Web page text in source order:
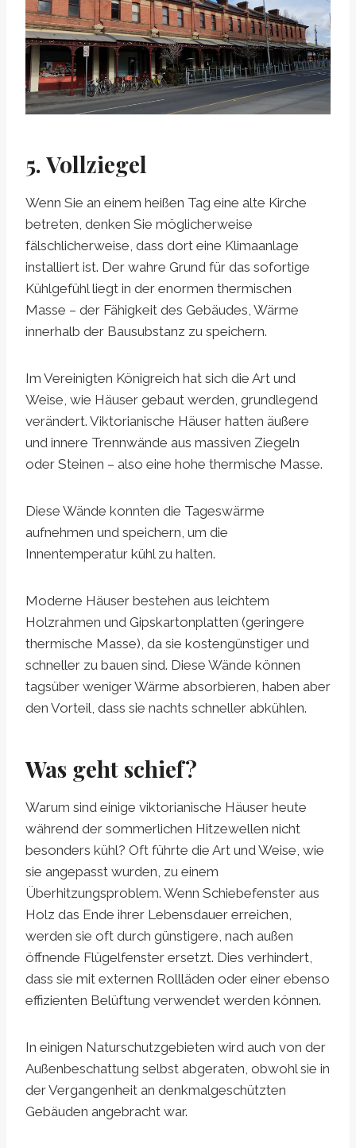
5. Vollziegel
Wenn Sie an einem heißen Tag eine alte Kirche
betreten, denken Sie möglicherweise
fälschlicherweise, dass dort eine Klimaanlage
installiert ist. Der wahre Grund für das sofortige
Kühlgefühl liegt in der enormen thermischen
Masse – der Fähigkeit des Gebäudes, Wärme
innerhalb der Bausubstanz zu speichern.
Im Vereinigten Königreich hat sich die Art und
Weise, wie Häuser gebaut werden, grundlegend
verändert. Viktorianische Häuser hatten äußere
und innere Trennwände aus massiven Ziegeln
oder Steinen – also eine hohe thermische Masse.
Diese Wände konnten die Tageswärme
aufnehmen und speichern, um die
Innentemperatur kühl zu halten.
Moderne Häuser bestehen aus leichtem
Holzrahmen und Gipskartonplatten (geringere
thermische Masse), da sie kostengünstiger und
schneller zu bauen sind. Diese Wände können
tagsüber weniger Wärme absorbieren, haben aber
den Vorteil, dass sie nachts schneller abkühlen.
Was geht schief?
Warum sind einige viktorianische Häuser heute
während der sommerlichen Hitzewellen nicht
besonders kühl? Oft führte die Art und Weise, wie
sie angepasst wurden, zu einem
Überhitzungsproblem. Wenn Schiebefenster aus
Holz das Ende ihrer Lebensdauer erreichen,
werden sie oft durch günstigere, nach außen
öffnende Flügelfenster ersetzt. Dies verhindert,
dass sie mit externen Rollläden oder einer ebenso
effizienten Belüftung verwendet werden können.
In einigen Naturschutzgebieten wird auch von der
Außenbeschattung selbst abgeraten, obwohl sie in
der Vergangenheit an denkmalgeschützten
Gebäuden angebracht war.